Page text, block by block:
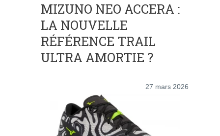
MIZUNO NEO ACCERA :
LA NOUVELLE
RÉFÉRENCE TRAIL
ULTRA AMORTIE ?
27 mars 2026